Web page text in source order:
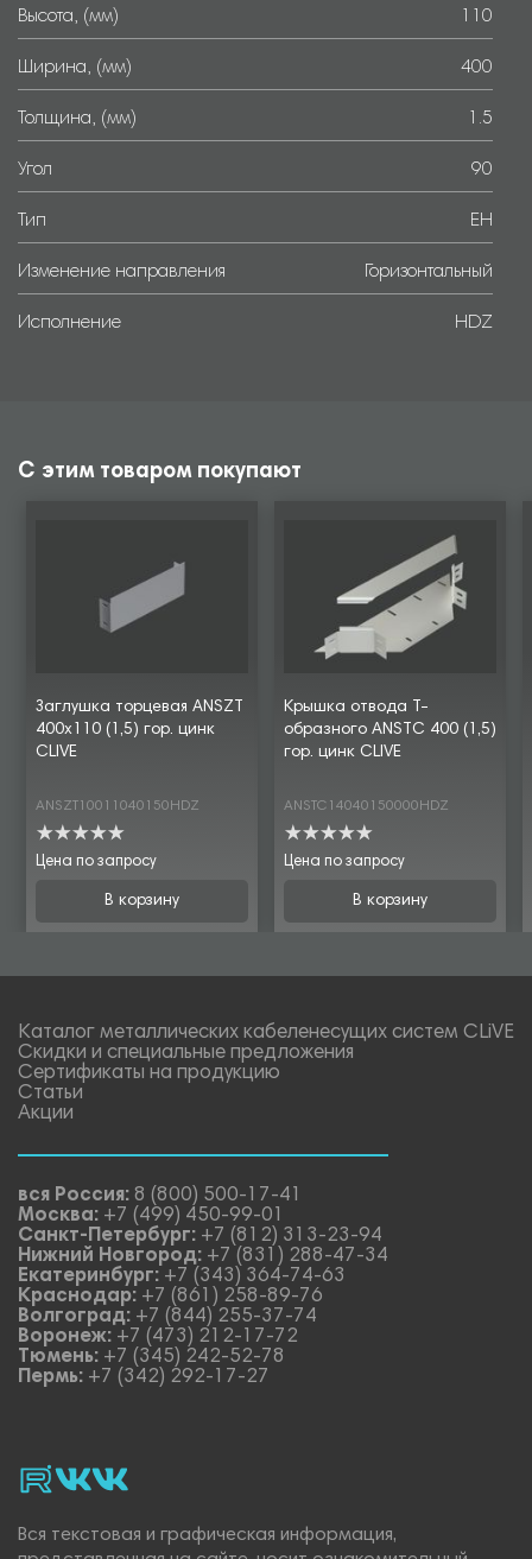
Высота, (мм) 110
Ширина, (мм) 400
Толщина, (мм) 1.5
Угол 90
Тип EH
Изменение направления Горизонтальный
Исполнение HDZ
С этим товаром покупают
Заглушка торцевая ANSZT
400х110 (1,5) гор. цинк
CLIVE
ANSZT10011040150HDZ
Цена по запросу
В корзину
Крышка отвода Т-
образного ANSTC 400 (1,5)
гор. цинк CLIVE
ANSTC14040150000HDZ
Цена по запросу
В корзину
Каталог металлических кабеленесущих систем CLiVE
Скидки и специальные предложения
Сертификаты на продукцию
Статьи
Акции
вся Россия: 8 (800) 500-17-41
Москва: +7 (499) 450-99-01
Санкт-Петербург: +7 (812) 313-23-94
Нижний Новгород: +7 (831) 288-47-34
Екатеринбург: +7 (343) 364-74-63
Краснодар: +7 (861) 258-89-76
Волгоград: +7 (844) 255-37-74
Воронеж: +7 (473) 212-17-72
Тюмень: +7 (345) 242-52-78
Пермь: +7 (342) 292-17-27
rutubevk_video.
Vk.
Вся текстовая и графическая информация,